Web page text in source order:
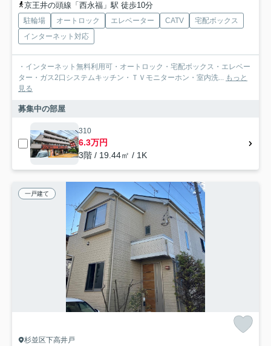
京王井の頭線「西永福」駅 徒歩10分
駐輪場 オートロック エレベーター CATV
宅配ボックス
インターネット対応
・インターネット無料利用可・オートロック・宅配ボックス・エレベー
ター・ガス2口システムキッチン・ＴＶモニターホン・室内洗... もっと
見る
募集中の部屋
310
6.3万円
3階 / 19.44㎡ / 1K
一戸建て
杉並区下高井戸